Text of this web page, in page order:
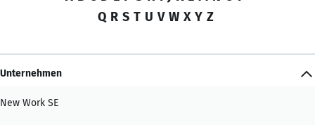
Q R S T U V W X Y Z
Unternehmen
New Work SE